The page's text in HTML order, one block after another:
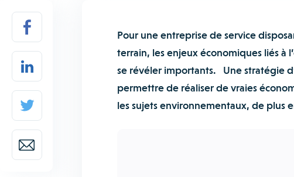
Pour une entreprise de service
terrain, les enjeux économiques liés à
se révéler importants. Une stratégie
permettre de réaliser de vraies
les sujets environnementaux, de plus